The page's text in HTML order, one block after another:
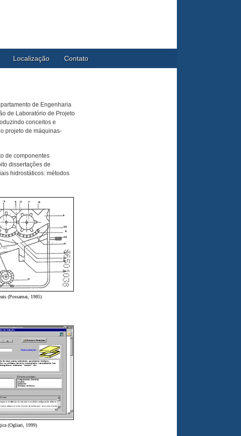
Localização Contato
de Engenharia
de Laboratório de Projeto
conceitos e
projeto de máquinas-
de componentes
dissertações de
hidrostáticos: métodos
(Possamai, 1985)
(Ogliari, 1999)